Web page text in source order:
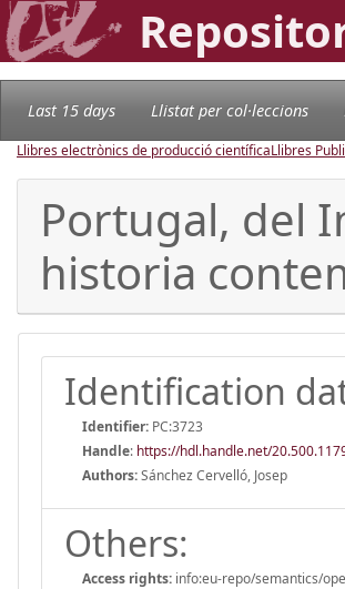
Last 15 days Llistat per col·leccions
Llibres electrònics de producció científicaLlibres
Portugal, del
historia
Identification
Identifier: PC:3723
Handle: https://hdl.handle.net/
Authors:Sánchez Cervelló, Josep
Others:
Access rights: info:eu-repo/semantics/